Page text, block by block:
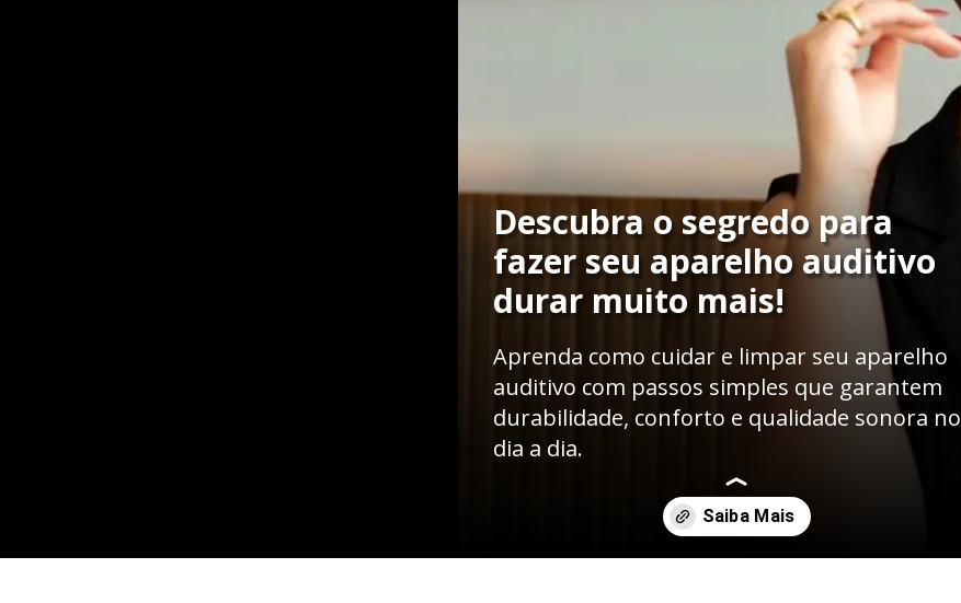
Descubra o segredo para
fazer seu aparelho auditivo
durar muito mais!
Aprenda como cuidar e limpar seu aparelho
auditivo com passos simples que garantem
durabilidade, conforto e qualidade sonora no
dia a dia.